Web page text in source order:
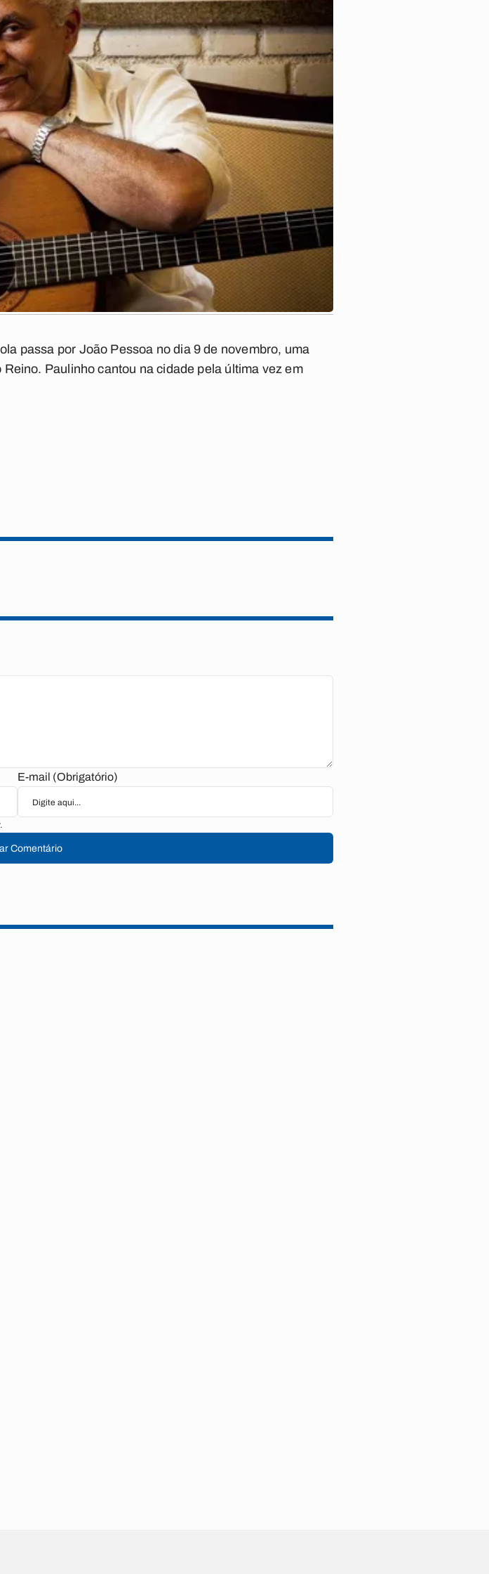
passa por João Pessoa no dia 9 de novembro, uma
Paulinho cantou na cidade pela última vez em
E-mail (Obrigatório)
Comentário